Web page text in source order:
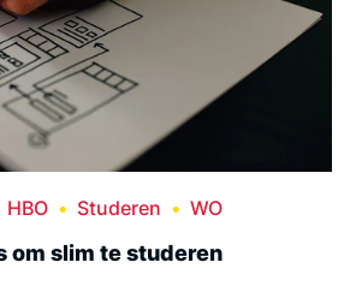
HBO Studeren WO
om slim te studeren